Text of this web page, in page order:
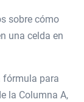
sobre cómo
una celda en
fórmula para
la Columna A,